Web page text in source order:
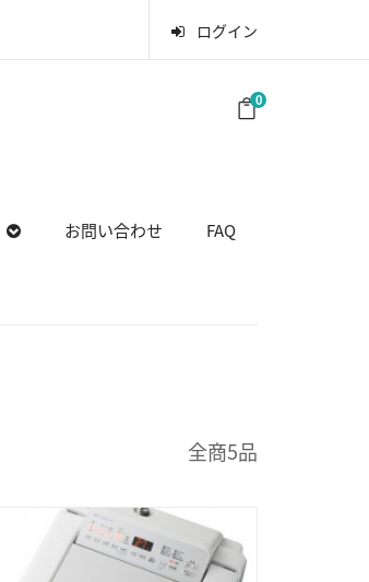
ログイン
0
お問い合わせ FAQ
全商5品